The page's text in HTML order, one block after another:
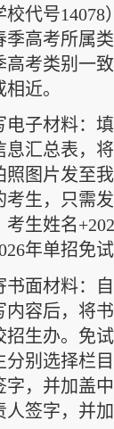
代号14078
季高考所属
高考类别一
近。
电子材料：
息汇总表，
照图片发至
考生，只需
考生姓名
年单招免试
书面材料：
内容后，将
生办。免
分别选择栏
字，并加盖
签字，并加